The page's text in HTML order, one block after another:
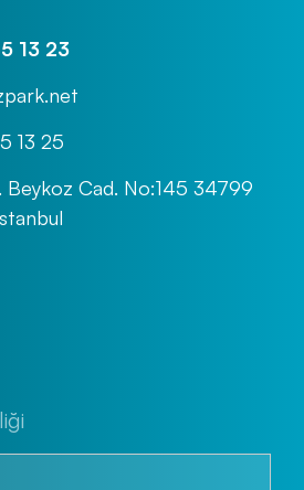
13 23
13 25
Beykoz Cad. No:145 34799